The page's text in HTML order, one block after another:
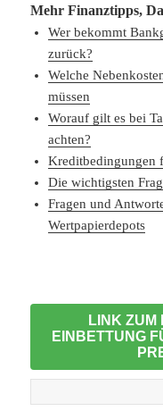
Mehr Finanztipps,
Wer bekommt
zurück?
Welche
müssen
Worauf gilt es bei
achten?
Kreditbedingungen
Die wichtigsten
Fragen und
Wertpapierdepots
LINK ZUM
EINBETTUNG